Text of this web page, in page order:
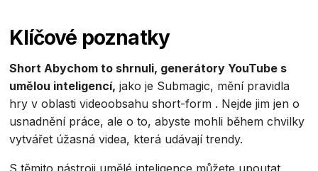
Klíčové poznatky
Short Abychom to shrnuli, generátory YouTube s
umělou inteligencí, jako je Submagic, mění pravidla
hry v oblasti videoobsahu short-form . Nejde jim jen o
usnadnění práce, ale o to, abyste mohli během chvilky
vytvářet úžasná videa, která udávají trendy.